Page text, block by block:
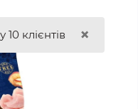
клієнтів ×